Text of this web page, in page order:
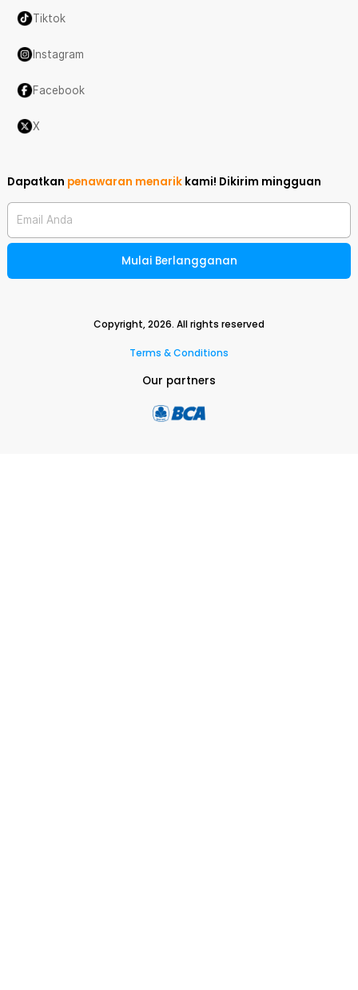
Tiktok
Instagram
Facebook
X
Dapatkan penawaran menarik kami! Dikirim mingguan
Email Anda
Mulai Berlangganan
Copyright,2026. All rights reserved
Terms & Conditions
Our partners